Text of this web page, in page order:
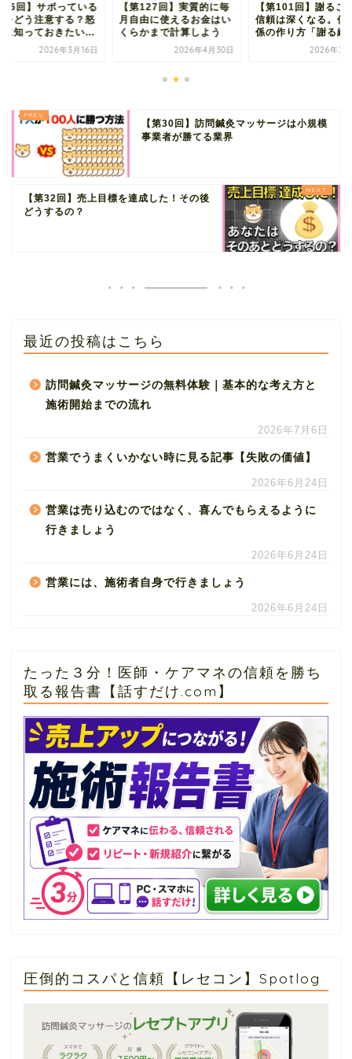
96回】サボっている
をどう注意する？怒
に知っておきたい...
2026年3月16日
【第127回】実質的に毎
月自由に使えるお金はい
くらかまで計算しよう
2026年4月30日
【第101回】謝るこ
信頼は深くなる。信
係の作り方「謝る編
2026年3
【第30回】訪問鍼灸マッサージは小規模
事業者が勝てる業界
【第32回】売上目標を達成した！その後
どうするの？
最近の投稿はこちら
訪問鍼灸マッサージの無料体験｜基本的な考え方と
施術開始までの流れ
2026年7月6日
営業でうまくいかない時に見る記事【失敗の価値】
2026年6月24日
営業は売り込むのではなく、喜んでもらえるように
行きましょう
2026年6月24日
営業には、施術者自身で行きましょう
2026年6月24日
たった３分！医師・ケアマネの信頼を勝ち
取る報告書【話すだけ.com】
圧倒的コスパと信頼【レセコン】Spotlog